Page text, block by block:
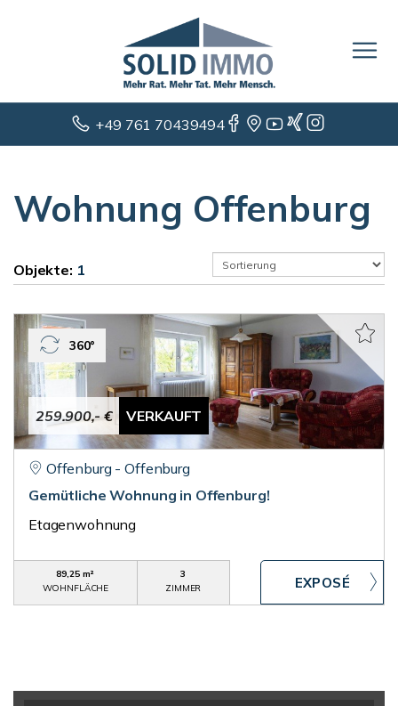
+49 761 70439494
Wohnung Offenburg
Objekte: 1
259.900,- € VERKAUFT
360°
Offenburg - Offenburg
Gemütliche Wohnung in Offenburg!
Etagenwohnung
89,25 m²
WOHNFLÄCHE
3
ZIMMER